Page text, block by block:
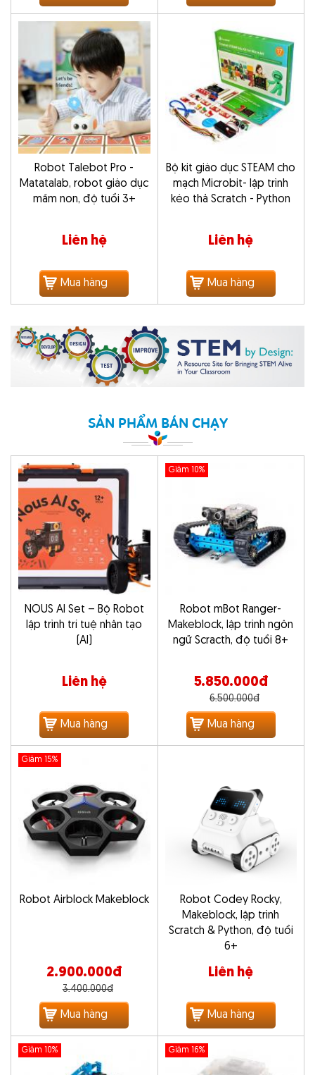
Robot Talebot Pro -
Matatalab, robot giáo dục
mầm non, độ tuổi 3+
Liên hệ
Mua hàng
Bộ kit giáo dục STEAM cho
mạch Microbit- lập trình
kéo thả Scratch - Python
Liên hệ
Mua hàng
SẢN PHẨM BÁN CHẠY
NOUS AI Set – Bộ Robot
lập trình trí tuệ nhân tạo
(AI)
Liên hệ
Mua hàng
Robot mBot Ranger-
Makeblock, lập trình ngôn
ngữ Scracth, độ tuổi 8+
5.850.000đ
6.500.000đ
Giảm 10%
Mua hàng
Robot Airblock Makeblock
2.900.000đ
3.400.000đ
Giảm 15%
Mua hàng
Robot Codey Rocky,
Makeblock, lập trình
Scratch & Python, độ tuổi
6+
Liên hệ
Mua hàng
Giảm 10% Giảm 16%